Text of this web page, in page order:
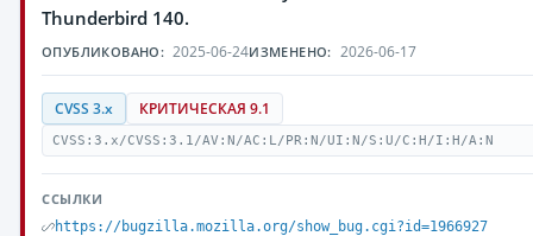
Thunderbird 140.
ОПУБЛИКОВАНО: 2025-06-24ИЗМЕНЕНО: 2026-06-17
CVSS 3.x КРИТИЧЕСКАЯ 9.1
CVSS:3.x/CVSS:3.1/AV:N/AC:L/PR:N/UI:N/S:U/C:H/I:H/A:N
ССЫЛКИ
https://bugzilla.mozilla.org/show_bug.cgi?id=1966927